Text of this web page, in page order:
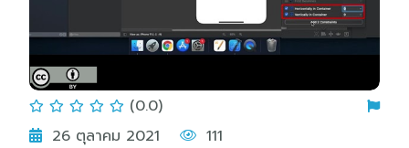
(0.0)
26 ตุลาคม 2021
111